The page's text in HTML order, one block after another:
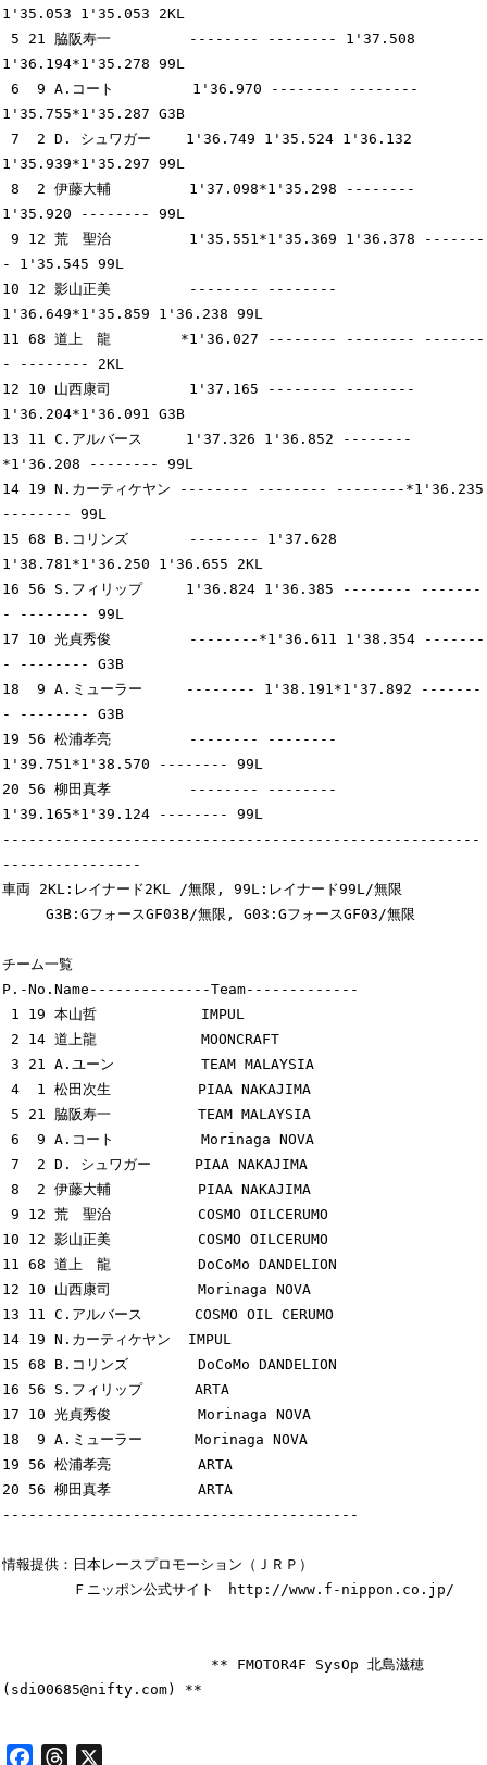
1'35.053 1'35.053 2KL
1'36.194*1'35.278 99L
1'35.755*1'35.287 G3B
1'35.939*1'35.297 99L
1'35.920 -------- 99L
- 1'35.545 99L
10 12 影山正美         -------- --------
1'36.649*1'35.859 1'36.238 99L
11 68 道上　龍        *1'36.027 -------- -------- -------
- -------- 2KL
12 10 山西康司         1'37.165 -------- --------
1'36.204*1'36.091 G3B
13 11 C.アルバース     1'37.326 1'36.852 --------
*1'36.208 -------- 99L
14 19 N.カーティケヤン -------- -------- --------*1'36.235
-------- 99L
15 68 B.コリンズ       -------- 1'37.628
1'38.781*1'36.250 1'36.655 2KL
16 56 S.フィリップ     1'36.824 1'36.385 -------- -------
- -------- 99L
17 10 光貞秀俊         --------*1'36.611 1'38.354 -------
- -------- G3B
18  9 A.ミューラー     -------- 1'38.191*1'37.892 -------
- -------- G3B
19 56 松浦孝亮         -------- --------
1'39.751*1'38.570 -------- 99L
20 56 柳田真孝         -------- --------
1'39.165*1'39.124 -------- 99L
-------------------------------------------------------
----------------
車両 2KL:レイナード2KL /無限, 99L:レイナード99L/無限
チーム一覧
P.-No.Name--------------Team-------------
10 12 影山正美          COSMO OILCERUMO
11 68 道上　龍          DoCoMo DANDELION
12 10 山西康司          Morinaga NOVA
13 11 C.アルバース      COSMO OIL CERUMO
14 19 N.カーティケヤン  IMPUL
15 68 B.コリンズ        DoCoMo DANDELION
16 56 S.フィリップ      ARTA
17 10 光貞秀俊          Morinaga NOVA
18  9 A.ミューラー      Morinaga NOVA
19 56 松浦孝亮          ARTA
20 56 柳田真孝          ARTA
-----------------------------------------
情報提供：日本レースプロモーション（ＪＲＰ）
Ｆニッポン公式サイト　http://www.f-nippon.co.jp/
(sdi00685@nifty.com) **
FacebookThreads